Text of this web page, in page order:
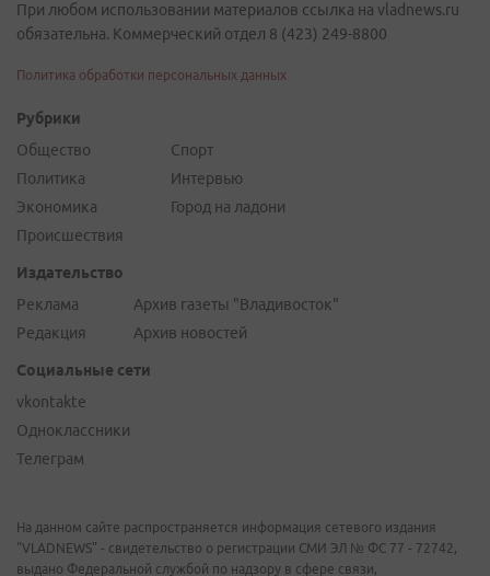
При любом использовании материалов ссылка на vladnews.ru
обязательна. Коммерческий отдел 8 (423) 249-8800
Политика обработки персональных данных
Рубрики
Общество
Политика
Экономика
Происшествия
Спорт
Интервью
Город на ладони
Издательство
Реклама
Редакция
Архив газеты "Владивосток"
Архив новостей
Социальные сети
vkontakte
Одноклассники
Телеграм
На данном сайте распространяется информация сетевого издания
"VLADNEWS" - свидетельство о регистрации СМИ ЭЛ № ФС 77 - 72742,
выдано Федеральной службой по надзору в сфере связи,